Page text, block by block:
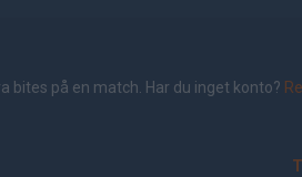
bites på en match. Har du inget konto?